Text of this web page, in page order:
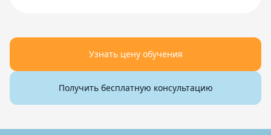
Узнать цену обучения
Получить бесплатную консультацию